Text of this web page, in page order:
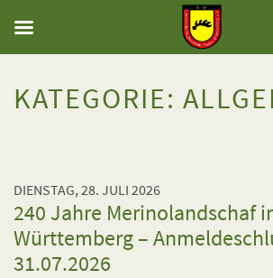
KATEGORIE:
DIENSTAG, 28. JULI 2026
240 Jahre Merinolandschaf
Württemberg –
31.07.2026